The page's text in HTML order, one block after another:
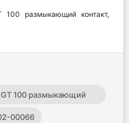
100 размыкающий контакт,
100 размыкающий
00066